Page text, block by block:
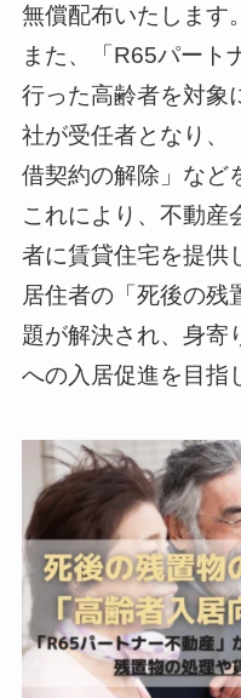
無償配布いたします。
また、「R65パート
行った高齢者を対象
社が受任者となり、
借契約の解除」など
これにより、不動産
者に賃貸住宅を提供
居住者の「死後の残
題が解決され、身寄
への入居促進を目指